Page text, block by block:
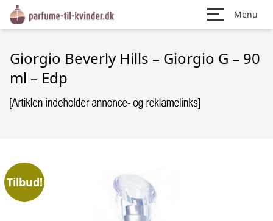
Menu
Giorgio Beverly Hills – Giorgio G – 90
ml – Edp
Tilbud!